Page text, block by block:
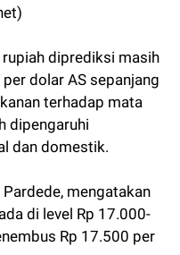
diprediksi masih
dolar AS sepanjang
terhadap mata
dipengaruhi
dan domestik.
mengatakan
di level Rp 17.000-
Rp 17.500 per